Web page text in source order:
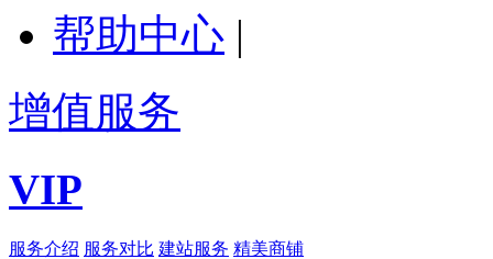
帮助中心 |
增值服务
VIP
服务介绍 服务对比 建站服务 精美商铺